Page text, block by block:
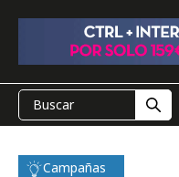
Campañas